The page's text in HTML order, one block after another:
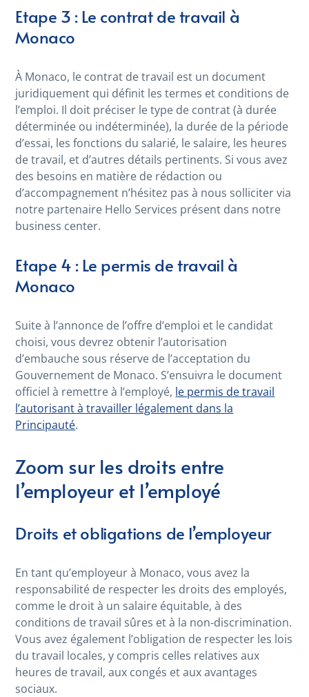
Etape 3 :Le contrat de travail à
Monaco
À Monaco, le contrat de travail est un document
juridiquement qui définit les termes et conditions de
l’emploi. Il doit préciser le type de contrat (à durée
déterminée ou indéterminée), la durée de la période
d’essai, les fonctions du salarié, le salaire, les heures
de travail, et d’autres détails pertinents. Si vous avez
des besoins en matière de rédaction ou
d’accompagnement n’hésitez pas à nous solliciter via
notre partenaire Hello Services présent dans notre
business center.
Etape 4 :Le permis de travail à
Monaco
Suite à l’annonce de l’offre d’emploi et le candidat
choisi, vous devrez obtenir l’autorisation
d’embauche sous réserve de l’acceptation du
Gouvernement de Monaco. S’ensuivra le document
officiel à remettre à l’employé, le permis de travail
l’autorisant à travailler légalement dans la
Principauté.
Zoom sur les droits entre
l’employeur et l’employé
Droits et obligations de l’employeur
En tant qu’employeur à Monaco, vous avez la
responsabilité de respecter les droits des employés,
comme le droit à un salaire équitable, à des
conditions de travail sûres et à la non-discrimination.
Vous avez également l’obligation de respecter les lois
du travail locales, y compris celles relatives aux
heures de travail, aux congés et aux avantages
sociaux.